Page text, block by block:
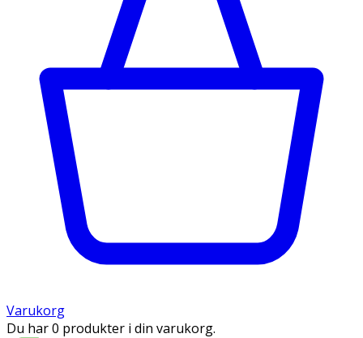
Varukorg
Du har 0 produkter i din varukorg.